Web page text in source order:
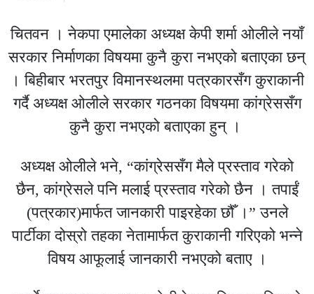
चितवन । नेकपा एमालेका अध्यक्ष केपी शर्मा ओलीले नयाँ
सरकार निर्माणका विषयमा कुनै कुरा नभएको बताएका छन्
। बिहीबार भरतपुर विमानस्थलमा पत्रकारसँग कुराकानी
गर्दै अध्यक्ष ओलीले सरकार गठनका विषयमा कांग्रेससँग
कुनै कुरा नभएको बताएका हुन् ।
अध्यक्ष ओलीले भने, “कांग्रेससँग मैले प्रस्ताव गरेको
छैन, कांग्रेसले पनि मलाई प्रस्ताव गरेको छैन । तपाईं
(पत्रकार)मार्फत जानकारी पाइरहेका छौँ ।” उनले
पार्टीका दोस्रो तहका नेतामार्फत कुराकानी गरिएको भन्ने
विषय आफूलाई जानकारी नभएको बताए ।